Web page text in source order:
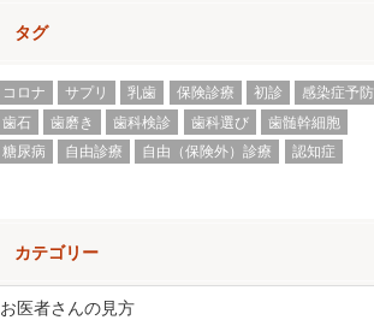
タグ
コロナ サプリ 乳歯 保険診療 初診
感染症予防
歯石
歯磨き 歯科検診 歯科選び
歯髄幹細胞
糖尿病
自由診療 自由（保険外）診療 認知症
カテゴリー
お医者さんの見方